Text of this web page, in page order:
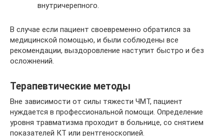
внутричерепного.
В случае если пациент своевременно обратился за
медицинской помощью, и были соблюдены все
рекомендации, выздоровление наступит быстро и без
осложнений.
Терапевтические методы
Вне зависимости от силы тяжести ЧМТ, пациент
нуждается в профессиональной помощи. Определение
уровня травматизма проходит в больнице, со снятием
показателей КТ или рентгеноскопией.